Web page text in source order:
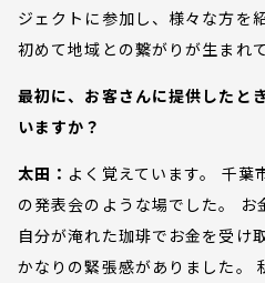
ジェクトに参加し、様々な方を
初めて地域との繋がりが生まれ
最初に、お客さんに提供したと
いますか？
太田： よく覚えています。 千葉
の発表会のような場でした。 お
自分が淹れた珈琲でお金を受け
かなりの緊張感がありました。